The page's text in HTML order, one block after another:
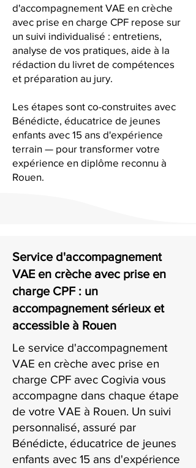
d'accompagnement VAE en crèche
avec prise en charge CPF repose sur
un suivi individualisé : entretiens,
analyse de vos pratiques, aide à la
rédaction du livret de compétences
et préparation au jury.
Les étapes sont co-construites avec
Bénédicte, éducatrice de jeunes
enfants avec 15 ans d'expérience
terrain — pour transformer votre
expérience en diplôme reconnu à
Rouen.
Service d'accompagnement
VAE en crèche avec prise en
charge CPF : un
accompagnement sérieux et
accessible à Rouen
Le service d'accompagnement
VAE en crèche avec prise en
charge CPF avec Cogivia vous
accompagne dans chaque étape
de votre VAE à Rouen. Un suivi
personnalisé, assuré par
Bénédicte, éducatrice de jeunes
enfants avec 15 ans d'expérience